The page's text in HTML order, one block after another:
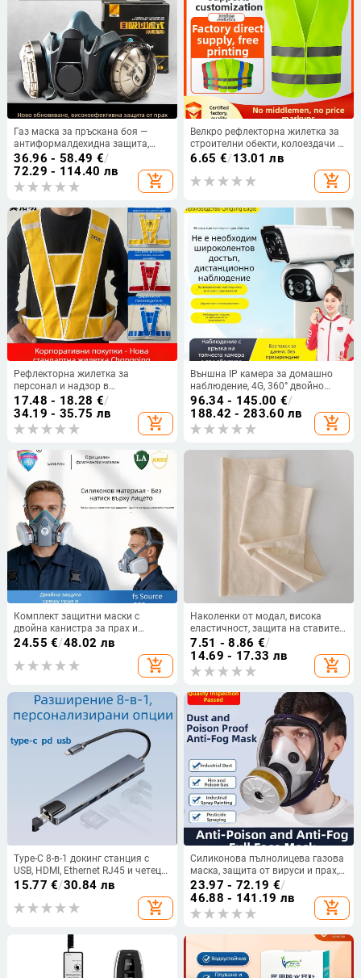
Газ маска за пръскана боя —
антиформалдехидна защита,
защита от токсични и химически
газове, серен диоксид и тежки
прахови частици
36.96 - 58.49 €/
72.29 - 114.40 лв
add_shopping_cart
Велкро рефлекторна жилетка за
строителни обекти, колоездачи и
нощна безопасност
6.65 €/13.01 лв
add_shopping_cart
Рефлекторна жилетка за
персонал и надзор в
електрическата мрежа
17.48 - 18.28 €/
34.19 - 35.75 лв
add_shopping_cart
Външна IP камера за домашно
наблюдение, 4G, 360° двойно
зрение, нощно виждане, HD
96.34 - 145.00 €/
188.42 - 283.60 лв
add_shopping_cart
Комплект защитни маски с
двойна канистра за прах и
токсични газове, индустриално
KN95 ниво, мек, лабораторно
качество.
24.55 €/48.02 лв
add_shopping_cart
Наколенки от модал, висока
еластичност, защита на ставите
— за възрастни, целогодишни
7.51 - 8.86 €/
14.69 - 17.33 лв
add_shopping_cart
Type-C 8-в-1 докинг станция с
USB, HDMI, Ethernet RJ45 и четец
за SD/TF карти
15.77 €/30.84 лв
add_shopping_cart
Силиконова пълнолицева газова
маска, защита от вируси и прах,
кислороден респиратор
23.97 - 72.19 €/
46.88 - 141.19 лв
add_shopping_cart